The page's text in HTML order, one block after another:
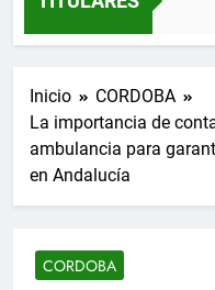
Inicio
CORDOBA
La importancia de
ambulancia para
en Andalucía
CORDOBA